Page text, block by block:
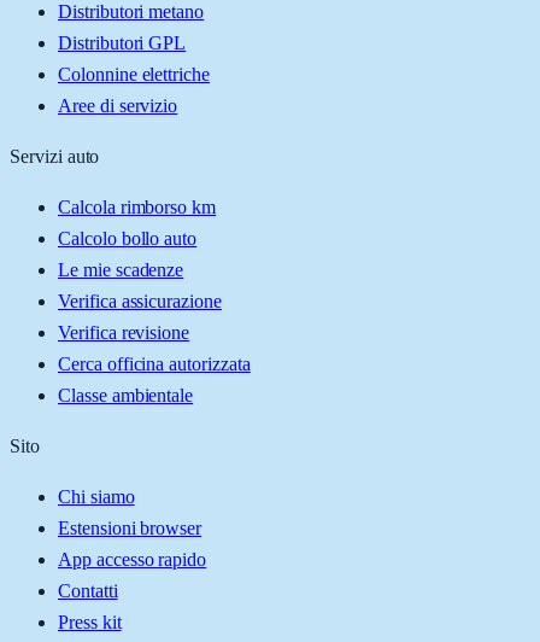
Distributori metano
Distributori GPL
Colonnine elettriche
Aree di servizio
Servizi auto
Calcola rimborso km
Calcolo bollo auto
Le mie scadenze
Verifica assicurazione
Verifica revisione
Cerca officina autorizzata
Classe ambientale
Sito
Chi siamo
Estensioni browser
App accesso rapido
Contatti
Press kit